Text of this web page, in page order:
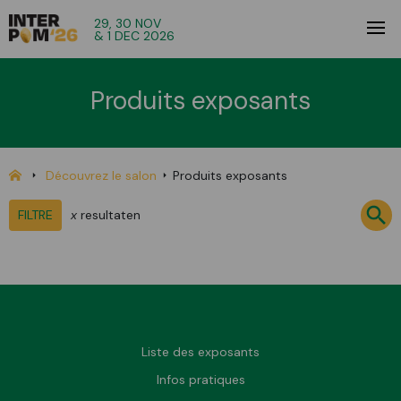
29, 30 NOV
& 1 DEC 2026
Produits exposants
Découvrez le salon Produits exposants
FILTRE x resultaten
Liste des exposants
Infos pratiques